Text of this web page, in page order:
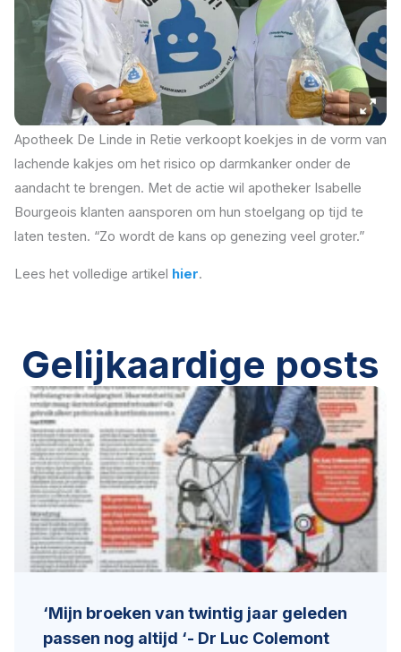
Apotheek De Linde in Retie verkoopt koekjes in de vorm van
lachende kakjes om het risico op darmkanker onder de
aandacht te brengen. Met de actie wil apotheker Isabelle
Bourgeois klanten aansporen om hun stoelgang op tijd te
laten testen. “Zo wordt de kans op genezing veel groter.”
Lees het volledige artikel hier.
Gelijkaardige posts
‘Mijn broeken van twintig jaar geleden
passen nog altijd ‘- Dr Luc Colemont